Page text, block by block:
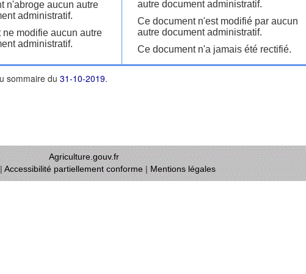
n'abroge aucun autre
administratif.
ne modifie aucun autre
administratif.
autre document administratif.
Ce document n'est modifié par aucun
autre document administratif.
Ce document n'a jamais été rectifié.
sommaire du 31-10-2019.
Agriculture.gouv.fr
Accessibilité partiellement conforme|Mentions légales